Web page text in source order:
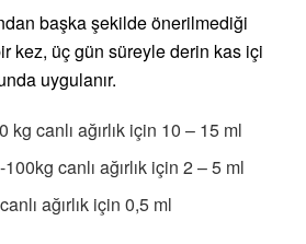
başka şekilde önerilmediği
kez, üç gün süreyle derin kas içi
uygulanır.
kg canlı ağırlık için 10 – 15 ml
canlı ağırlık için 2 – 5 ml
ağırlık için 0,5 ml